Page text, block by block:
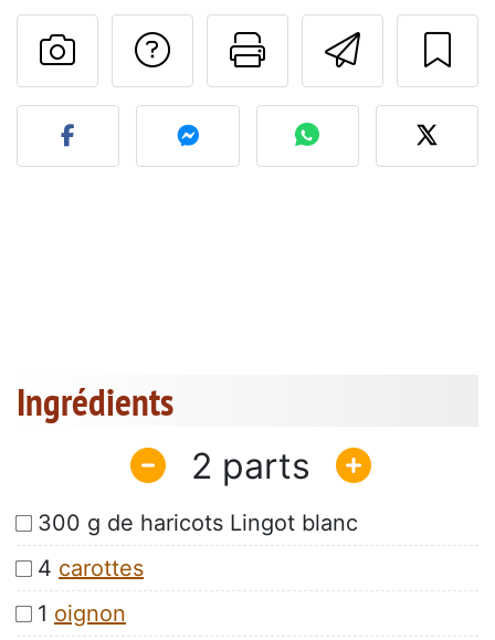
Imprimer
Poser une
Publier votre photo de
Ingrédients
2
300 g de haricots Lingot blanc
4 carottes
1 oignon